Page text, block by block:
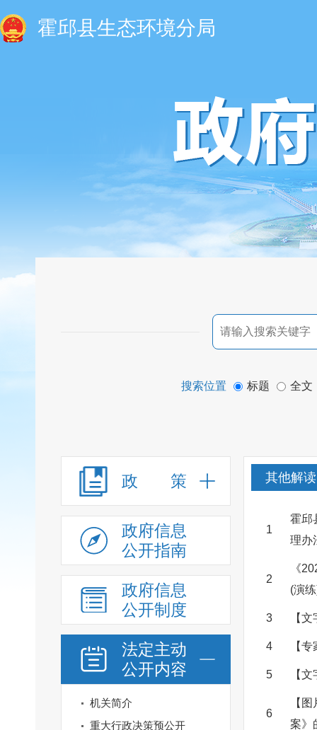
霍邱县生态环境分局
搜索位置 标题 全文
政 策
政府信息
公开指南
政府信息
公开制度
法定主动
公开内容
机关简介
重大行政决策预公开
其他解读
1
霍邱
理办
2
《
(演
3 【
4 【
5 【
6
【
案》